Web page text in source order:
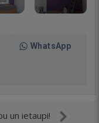
WhatsApp
un ietaupi!